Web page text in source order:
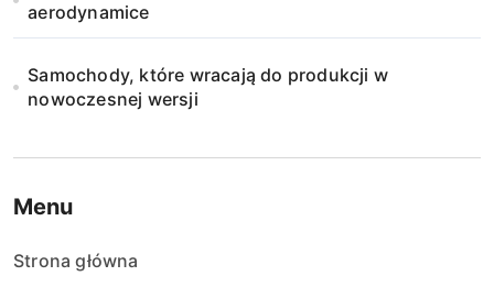
aerodynamice
Samochody, które wracają do produkcji w
nowoczesnej wersji
Menu
Strona główna